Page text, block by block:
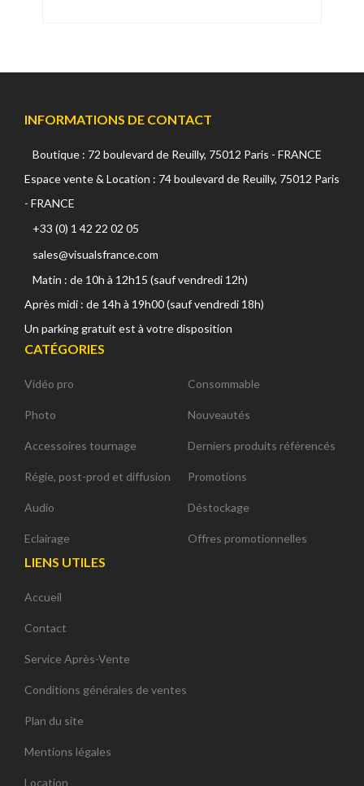
INFORMATIONS DE CONTACT
Boutique : 72 boulevard de Reuilly, 75012 Paris - FRANCE
Espace vente & Location : 74 boulevard de Reuilly, 75012 Paris
- FRANCE
+33 (0) 1 42 22 02 05
sales@visualsfrance.com
Matin : de 10h à 12h15 (sauf vendredi 12h)
Après midi : de 14h à 19h00 (sauf vendredi 18h)
Un parking gratuit est à votre disposition
CATÉGORIES
Vidéo pro
Photo
Accessoires tournage
Régie, post-prod et diffusion
Audio
Eclairage
Consommable
Nouveautés
Derniers produits référencés
Promotions
Déstockage
Offres promotionnelles
LIENS UTILES
Accueil
Contact
Service Après-Vente
Conditions générales de ventes
Plan du site
Mentions légales
Location